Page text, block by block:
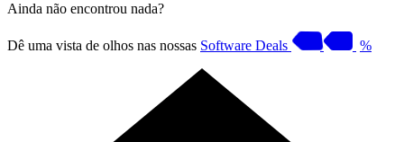
Ainda não encontrou nada?
Dê uma vista de olhos nas nossas Software Deals %